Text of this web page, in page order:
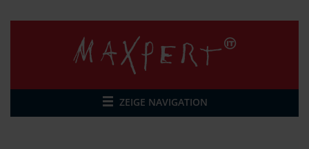
ZEIGE NAVIGATION